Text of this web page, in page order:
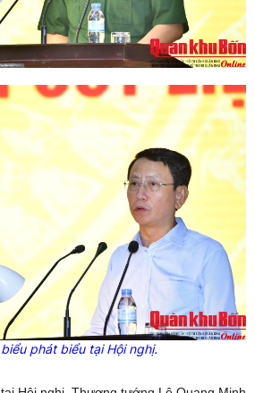
phát biểu tại Hội nghị.